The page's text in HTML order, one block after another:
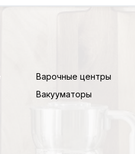
Варочные центры
Вакууматоры